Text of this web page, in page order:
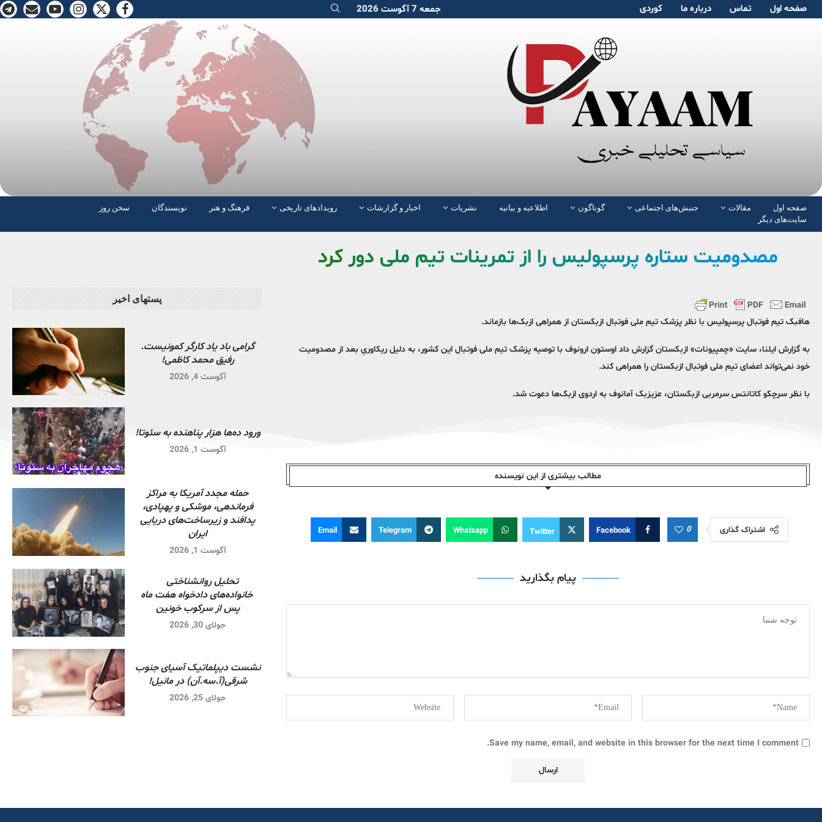
صفحە اول تماس دربارە ما کوردی جمعه 7 آگوست 2026
صفحە اول مقالات جنبش‌های اجتماعی گوناگون اطلاعیه و بیانیه نشریات اخبار و گزارشات رویدادهای تاریخی فرهنگ و هنر نویسندگان
سخن روز
سایت‌های دیگر
مصدومیت ستاره پرسپولیس را از تمرینات تیم ملی دور کرد
هافبک تیم فوتبال پرسپولیس با نظر پزشک تیم ملی فوتبال ازبکستان از همراهی ازبک‌ها بازماند.
به گزارش ایلنا، سایت «چمپیونات» ازبکستان گزارش داد اوستون ارونوف با توصیه پزشک تیم ملی فوتبال این کشور، به دلیل ریکاوریِ بعد از مصدومیت
خود نمی‌تواند اعضای تیم ملی فوتبال ازبکستان را همراهی کند.
با نظر سرچکو کاتانتس سرمربی ازبکستان، عزیزبک آمانوف به اردوی ازبک‌ها دعوت شد.
مطالب بیشتری از این نویسندە
اشتراک گذاری 0
Facebook
Twitter
Whatsapp
Telegram
Email
پیام بگذارید
Save my name, email, and website in this browser for the next time I comment.
پستهای اخیر
گرامی باد یاد کارگر کمونیست.
رفیق محمد کاظمی!
آگوست 4, 2026
ورود ده‌ها هزار پناهنده به سئوتا!
آگوست 1, 2026
حمله مجدد آمریکا به مراکز
فرماندهی، موشکی و پهپادی،
پدافند و زیرساخت‌های دریایی
ایران
آگوست 1, 2026
تحلیل روانشناختی
خانواده‌های دادخواه هفت ماه
پس از سرکوب خونین
جولای 30, 2026
نشست دیپلماتیک آسیای جنوب
شرقی‌(آ.سه.آن) در مانیل!
جولای 25, 2026